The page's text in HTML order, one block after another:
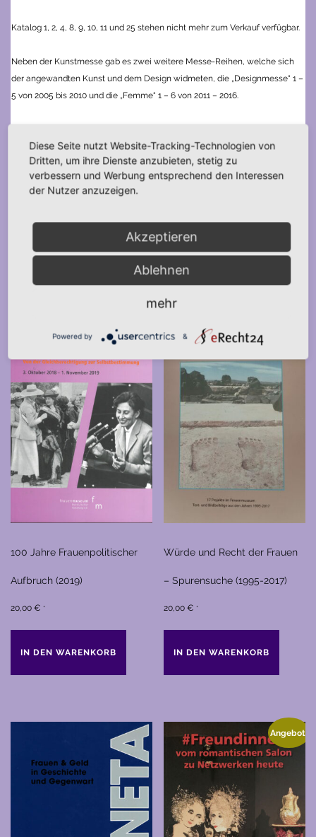
Katalog 1, 2, 4, 8, 9, 10, 11 und 25 stehen nicht mehr zum Verkauf verfügbar.
Neben der Kunstmesse gab es zwei weitere Messe-Reihen, welche sich
der angewandten Kunst und dem Design widmeten, die „Designmesse“ 1 –
5 von 2005 bis 2010 und die „Femme“ 1 – 6 von 2011 – 2016.
Ähnliche Produkte
100 Jahre Frauenpolitischer
Aufbruch (2019)
20,00 € *
IN DEN WARENKORB
Würde und Recht der Frauen
– Spurensuche (1995-2017)
20,00€ *
IN DEN WARENKORB
Angebot!
Diese Seite nutzt Website-Tracking-Technologien von
Dritten, um ihre Dienste anzubieten, stetig zu
verbessern und Werbung entsprechend den Interessen
der Nutzer anzuzeigen.
Akzeptieren
Ablehnen
mehr
Powered by &